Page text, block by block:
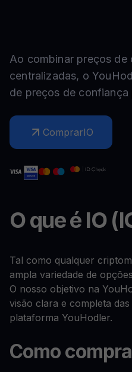
Ao combinar preços de
centralizadas, o
de preços de confiança
ComprarIO
O que é IO
Tal como qualquer
ampla variedade de
O nosso objetivo na
visão clara e completa
plataforma YouHodler.
Como